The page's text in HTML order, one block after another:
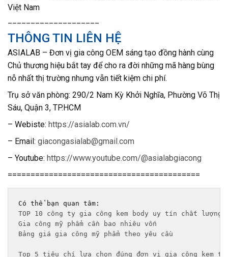
Việt Nam
THÔNG TIN LIÊN HỆ
ASIALAB – Đơn vị gia công OEM sáng tạo đồng hành cùng
Chủ thương hiệu bắt tay để cho ra đời những mã hàng bùng
nỗ nhất thị trường nhưng vẫn tiết kiệm chi phí.
Trụ sở văn phòng: 290/2 Nam Kỳ Khởi Nghĩa, Phường Võ Thị
Sáu, Quận 3, TP.HCM
– Webiste: https://asialab.com.vn/
– Email: giacongasialab@gmail.com
– Youtube: https://www.youtube.com/@asialabgiacong
==========================================
TOP 10 công ty gia công kem body uy tín chất lượng
Gia công mỹ phẩm cần bao nhiêu vốn
Bảng giá gia công mỹ phẩm theo yêu cầu
Top 5 tiêu chí lựa chọn đúng đơn vị gia công kem